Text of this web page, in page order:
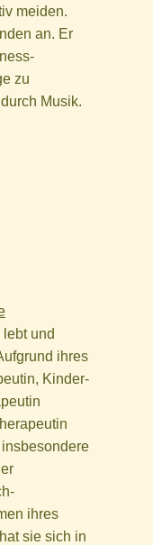
meiden.
an. Er
zu
Musik.
und
ihres
Kinder-
ihres
sie sich in